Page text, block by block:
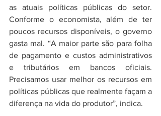
as atuais políticas públicas do setor.
Conforme o economista, além de ter
poucos recursos disponíveis, o governo
gasta mal. “A maior parte são para folha
de pagamento e custos administrativos
e tributários em bancos oficiais.
Precisamos usar melhor os recursos em
políticas públicas que realmente façam a
diferença na vida do produtor”, indica.